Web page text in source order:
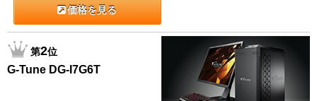
価格を見る
第2位
G-Tune DG-I7G6T